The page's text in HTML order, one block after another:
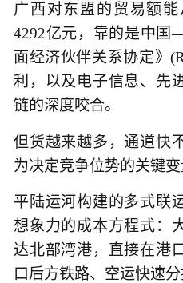
广西对东盟的贸易额
4292亿元，靠的是中国
面经济伙伴关系协定》
利，以及电子信息、先
链的深度咬合。
但货越来越多，通道快
为决定竞争位势的关键变
平陆运河构建的多式联
想象力的成本方程式：
达北部湾港，直接在港
口后方铁路、空运快速分